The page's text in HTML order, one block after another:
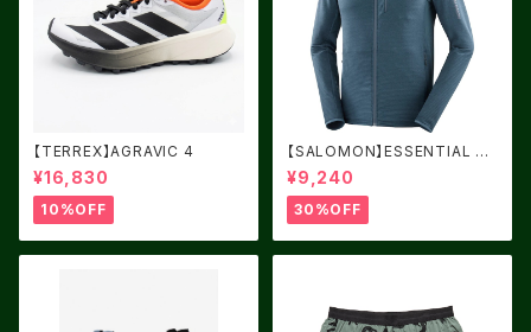
【TERREX】AGRAVIC 4
¥16,830
10%OFF
【SALOMON】ESSENTIAL LI
GHT WARM Midnight Navy
¥9,240
30%OFF